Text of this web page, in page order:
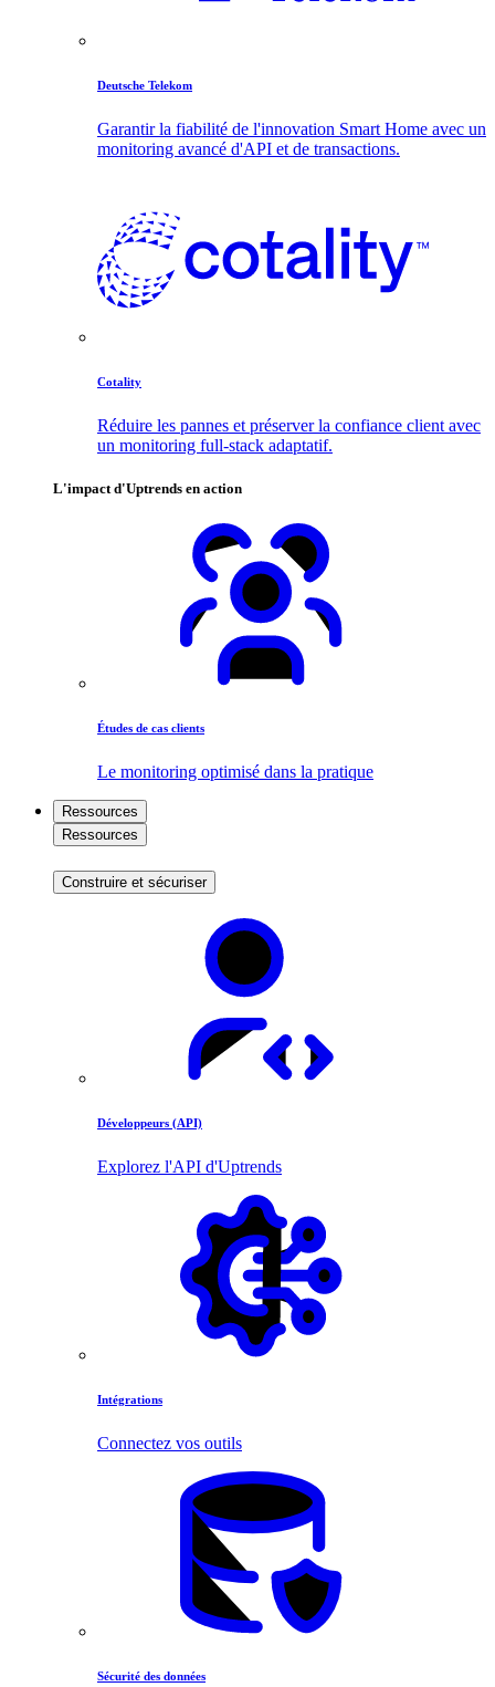
Deutsche Telekom
Garantir la fiabilité de l'innovation Smart Home avec un
monitoring avancé d'API et de transactions.
Cotality
Réduire les pannes et préserver la confiance client avec
un monitoring full-stack adaptatif.
L'impact d'Uptrends en action
Études de cas clients
Le monitoring optimisé dans la pratique
Ressources
Ressources
Construire et sécuriser
Développeurs (API)
Explorez l'API d'Uptrends
Intégrations
Connectez vos outils
Sécurité des données